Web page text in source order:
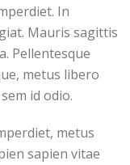
In
Mauris sagittis
Pellentesque
metus libero
id odio.
metus
sapien vitae